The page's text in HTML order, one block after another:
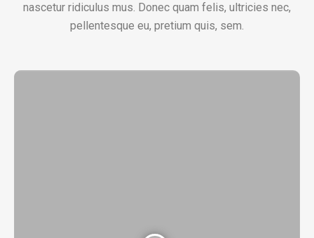
nascetur ridiculus mus. Donec quam felis, ultricies nec,
pellentesque eu, pretium quis, sem.